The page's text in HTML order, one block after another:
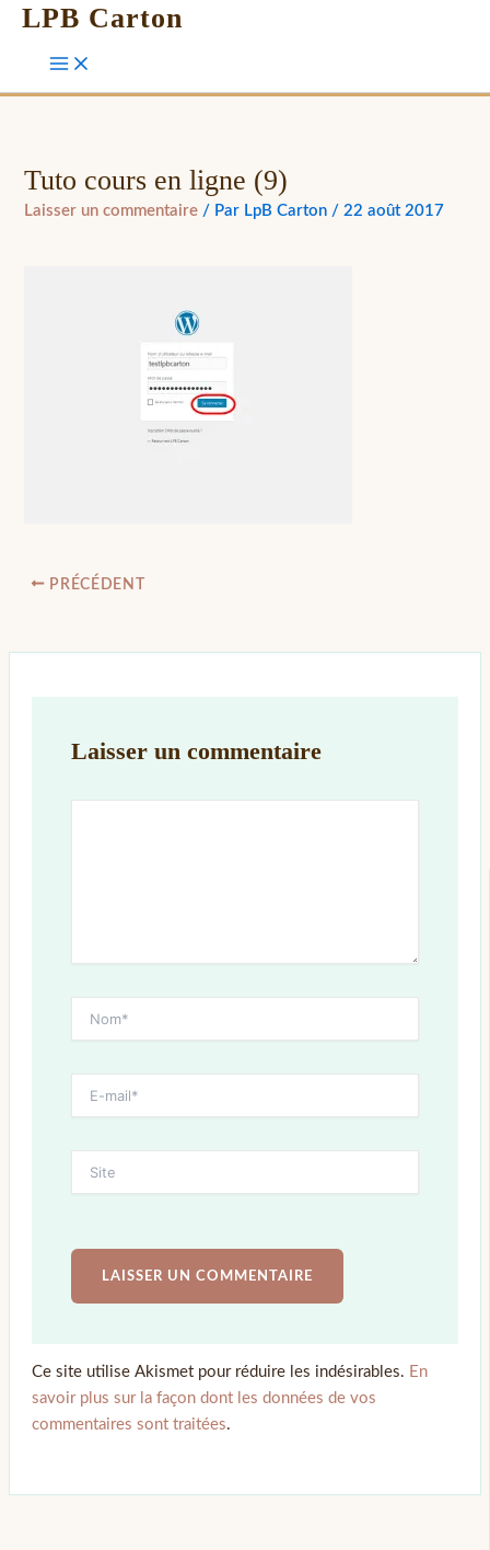
LPB Carton
Tuto cours en ligne (9)
Laisser un commentaire / Par LpB Carton /22 août 2017
PRÉCÉDENT
Laisser un commentaire
Ce site utilise Akismet pour réduire les indésirables. En
savoir plus sur la façon dont les données de vos
commentaires sont traitées.